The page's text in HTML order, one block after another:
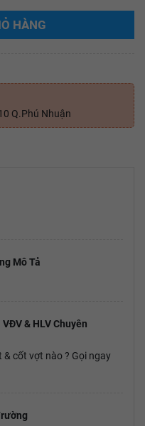
HÀNG
Q.Phú Nhuận
Mô Tả
& HLV Chuyên
cốt vợt nào ? Gọi ngay